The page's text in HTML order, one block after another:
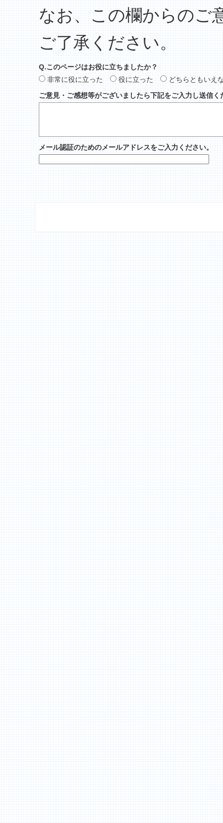
なお、この欄からのご
ご了承ください。
Q.このページはお役に立ちましたか？
非常に役に立った
役に立った
どちらともいえ
ご意見・ご感想等がございましたら下記をご入力し送信く
メール認証のためのメールアドレスをご入力ください。